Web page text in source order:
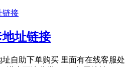
址链接
自助下单购买 里面有在线客服处